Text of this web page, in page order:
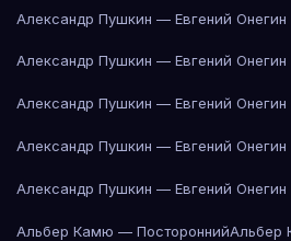
Александр Пушкин — Евгений Онегин
Александр Пушкин — Евгений Онегин
Александр Пушкин — Евгений Онегин
Александр Пушкин — Евгений Онегин
Александр Пушкин — Евгений Онегин
Альбер Камю — ПостороннийАльбер